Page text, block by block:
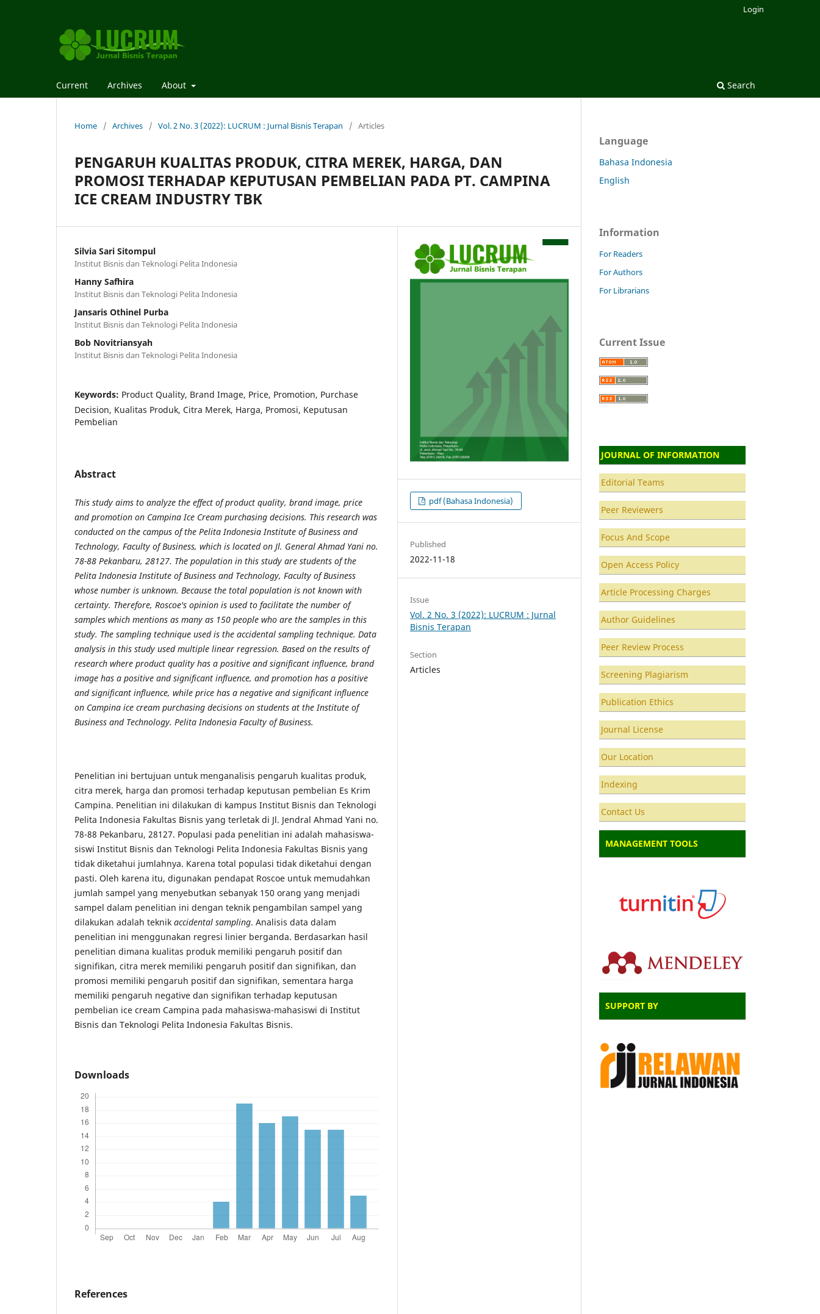
Current Archives About Search
Login
Home / Archives / Vol. 2 No. 3 (2022): LUCRUM : Jurnal Bisnis Terapan / Articles
PENGARUH KUALITAS PRODUK, CITRA MEREK, HARGA, DAN
PROMOSI TERHADAP KEPUTUSAN PEMBELIAN PADA PT. CAMPINA
ICE CREAM INDUSTRY TBK
Silvia Sari Sitompul
Institut Bisnis dan Teknologi Pelita Indonesia
Hanny Safhira
Institut Bisnis dan Teknologi Pelita Indonesia
Jansaris Othinel Purba
Institut Bisnis dan Teknologi Pelita Indonesia
Bob Novitriansyah
Institut Bisnis dan Teknologi Pelita Indonesia
Keywords: Product Quality, Brand Image, Price, Promotion, Purchase
Decision, Kualitas Produk, Citra Merek, Harga, Promosi, Keputusan
Pembelian
Abstract
This study aims to analyze the effect of product quality, brand image, price
and promotion on Campina Ice Cream purchasing decisions. This research was
conducted on the campus of the Pelita Indonesia Institute of Business and
Technology, Faculty of Business, which is located on Jl. General Ahmad Yani no.
78-88 Pekanbaru, 28127. The population in this study are students of the
Pelita Indonesia Institute of Business and Technology, Faculty of Business
whose number is unknown. Because the total population is not known with
certainty. Therefore, Roscoe's opinion is used to facilitate the number of
samples which mentions as many as 150 people who are the samples in this
study. The sampling technique used is the accidental sampling technique. Data
analysis in this study used multiple linear regression. Based on the results of
research where product quality has a positive and significant influence, brand
image has a positive and significant influence, and promotion has a positive
and significant influence, while price has a negative and significant influence
on Campina ice cream purchasing decisions on students at the Institute of
Business and Technology. Pelita Indonesia Faculty of Business.
Penelitian ini bertujuan untuk menganalisis pengaruh kualitas produk,
citra merek, harga dan promosi terhadap keputusan pembelian Es Krim
Campina. Penelitian ini dilakukan di kampus Institut Bisnis dan Teknologi
Pelita Indonesia Fakultas Bisnis yang terletak di Jl. Jendral Ahmad Yani no.
78-88 Pekanbaru, 28127. Populasi pada penelitian ini adalah mahasiswa-
siswi Institut Bisnis dan Teknologi Pelita Indonesia Fakultas Bisnis yang
tidak diketahui jumlahnya. Karena total populasi tidak diketahui dengan
pasti. Oleh karena itu, digunakan pendapat Roscoe untuk memudahkan
jumlah sampel yang menyebutkan sebanyak 150 orang yang menjadi
sampel dalam penelitian ini dengan teknik pengambilan sampel yang
dilakukan adalah teknik accidental sampling. Analisis data dalam
penelitian ini menggunakan regresi linier berganda. Berdasarkan hasil
penelitian dimana kualitas produk memiliki pengaruh positif dan
signifikan, citra merek memiliki pengaruh positif dan signifikan, dan
promosi memiliki pengaruh positif dan signifikan, sementara harga
memiliki pengaruh negative dan signifikan terhadap keputusan
pembelian ice cream Campina pada mahasiswa-mahasiswi di Institut
Bisnis dan Teknologi Pelita Indonesia Fakultas Bisnis.
Downloads
References
pdf (Bahasa Indonesia)
Published
2022-11-18
Issue
Vol. 2 No. 3 (2022): LUCRUM : Jurnal
Bisnis Terapan
Section
Articles
Language
Bahasa Indonesia
English
Information
For Readers
For Authors
For Librarians
Current Issue
JOURNAL OF INFORMATION
Editorial Teams
Peer Reviewers
Focus And Scope
Open Access Policy
Article Processing Charges
Author Guidelines
Peer Review Process
Screening Plagiarism
Publication Ethics
Journal License
Our Location
Indexing
Contact Us
MANAGEMENT TOOLS
SUPPORT BY